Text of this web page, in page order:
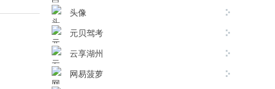
头像
元贝驾考
云享湖州
网易菠萝